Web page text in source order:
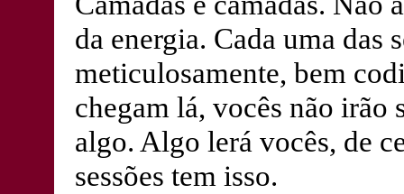
da energia. Cada uma das
meticulosamente, bem
chegam lá, vocês não irão
algo. Algo lerá vocês, de
sessões tem isso.